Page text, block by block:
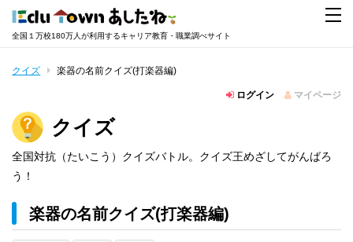
全国１万校180万人が利用するキャリア教育・職業調べサイト
クイズ 楽器の名前クイズ(打楽器編)
ログイン マイページ
クイズ
全国対抗（たいこう）クイズバトル。クイズ王めざしてがんばろ
う！
楽器の名前クイズ(打楽器編)